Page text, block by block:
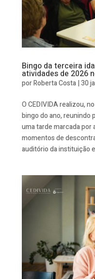
Bingo da terceira
atividades de 2026
porRoberta Costa|30
O CEDIVIDA realizou,
bingo do ano, reunindo
uma tarde marcada por
momentos de
auditório da instituição